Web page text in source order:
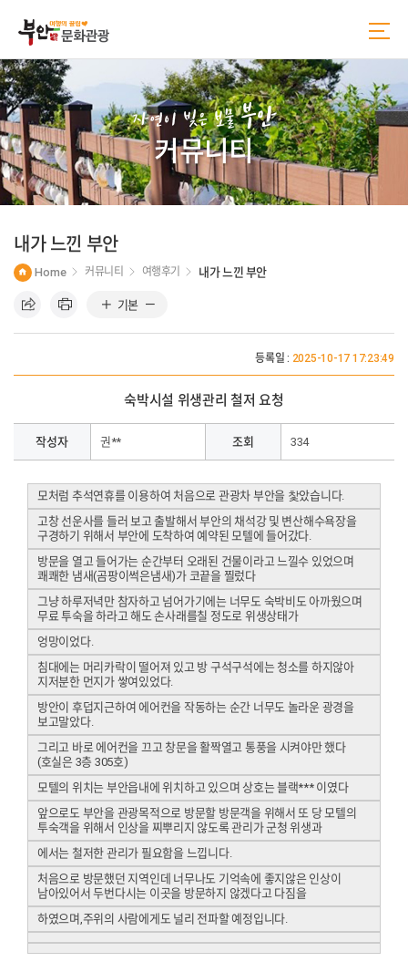
로
가
기
바
로
가
기
자연이 빚은 보물부안
커뮤니티
내가 느낀 부안
Home 커뮤니티 여행후기 내가 느낀 부안
기본
등록일 : 2025-10-17 17:23:49
숙박시설 위생관리 철저 요청
작성자 권** 조회 334
모처럼 추석연휴를 이용하여 처음으로 관광차 부안을 찿았습니다.
고창 선운사를 들러 보고 출발해서 부안의 채석강 및 변산해수욕장을
구경하기 위해서 부안에 도착하여 예약된 모텔에 들어갔다.
방문을 열고 들어가는 순간부터 오래된 건물이라고 느낄수 있었으며
쾌쾌한 냄새(곰팡이썩은냄새)가 코끝을 찔렀다
그냥 하루저녁만 참자하고 넘어가기에는 너무도 숙박비도 아까웠으며
무료 투숙을 하라고 해도 손사래를칠 정도로 위생상태가
엉망이었다.
침대에는 머리카락이 떨어져 있고 방 구석구석에는 청소를 하지않아
지저분한 먼지가 쌓여있었다.
방안이 후덥지근하여 에어컨을 작동하는 순간 너무도 놀라운 광경을
보고말았다.
그리고 바로 에어컨을 끄고 창문을 활짝열고 통풍을 시켜야만 했다
(호실은 3층 305호)
모텔의 위치는 부안읍내에 위치하고 있으며 상호는 블랙*** 이였다
앞으로도 부안을 관광목적으로 방문할 방문객을 위해서 또 당 모텔의
투숙객을 위해서 인상을 찌뿌리지 않도록 관리가 군청 위생과
에서는 철저한 관리가 필요함을 느낍니다.
처음으로 방문했던 지역인데 너무나도 기억속에 좋지않은 인상이
남아있어서 두번다시는 이곳을 방문하지 않겠다고 다짐을
하였으며,주위의 사람에게도 널리 전파할 예정입니다.